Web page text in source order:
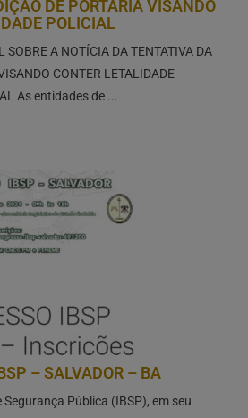
DE PORTARIA VISANDO
POLICIAL
SOBRE A NOTÍCIA DA TENTATIVA DA
CONTER LETALIDADE
As entidades de ...
– SALVADOR – BA
Pública (IBSP), em seu